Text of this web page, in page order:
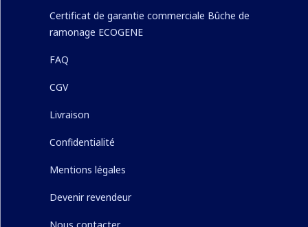
Certificat de garantie commerciale Bûche de
ramonage ECOGENE
FAQ
CGV
Livraison
Confidentialité
Mentions légales
Devenir revendeur